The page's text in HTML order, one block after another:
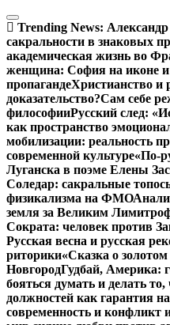
Перейти
к
содержимому
Trending News:
сакральности в знаковых
академическая жизнь во
женщина: София на иконе
пропагандеХристианство и
доказательство?Сам себе
философииРусский след:
как пространство
мобилизации: реальность
современной культуре«По-
Луганска в поэме Елены
Соледар: сакральные
физикализма на ФМО
земля за Великим
Сократа: человек против
Русская весна и русская
риторики«Сказка о
НовгородГудбай, Америка:
бояться думать и делать
должностей как гарантия
современность и конфликт